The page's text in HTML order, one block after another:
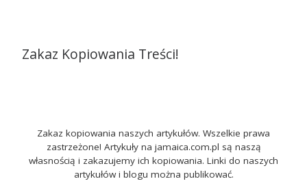
Zakaz Kopiowania Treści!
Zakaz kopiowania naszych artykułów. Wszelkie prawa
zastrzeżone! Artykuły na jamaica.com.pl są naszą
własnością i zakazujemy ich kopiowania. Linki do naszych
artykułów i blogu można publikować.